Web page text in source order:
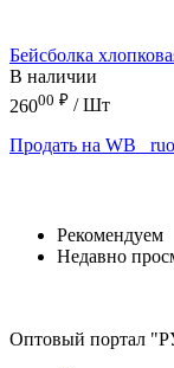
Бейсболка
В наличии
26000 ₽ / Шт
Продать на WB
Рекомендуем
Недавно
Оптовый портал